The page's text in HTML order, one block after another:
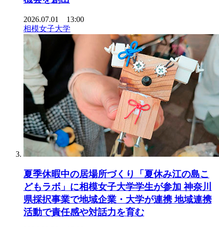
2026.07.01 13:00
相模女子大学
夏季休暇中の居場所づくり「夏休み江の島こ
どもラボ」に相模女子大学学生が参加 神奈川
県採択事業で地域企業・大学が連携 地域連携
活動で責任感や対話力を育む